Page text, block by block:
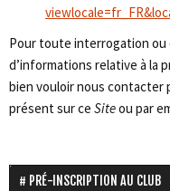
Pour toute interrogation ou
d’informations relative à la
bien vouloir nous contacter
présent sur ce Siteou par
PRÉ-INSCRIPTION AU CLUB